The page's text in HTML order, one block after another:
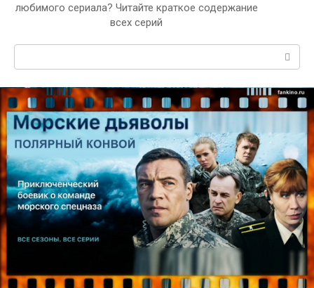
любимого сериала? Читайте краткое содержание
всех серий